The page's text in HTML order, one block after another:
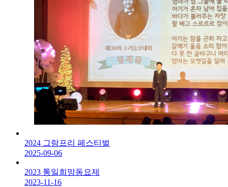
2024 그랑프리 페스티벌
2025-09-06
2023 통일희망동요제
2023-11-16